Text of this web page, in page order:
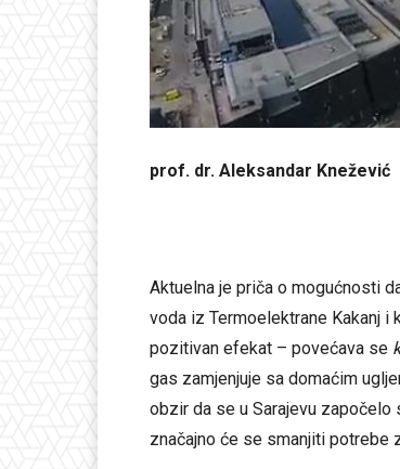
prof. dr. Aleksandar Knežević
Aktuelna je priča o mogućnosti
voda iz Termoelektrane Kakanj i
pozitivan efekat – povećava se
gas zamjenjuje sa domaćim
obzir da se u Sarajevu započelo
značajno će se smanjiti potrebe